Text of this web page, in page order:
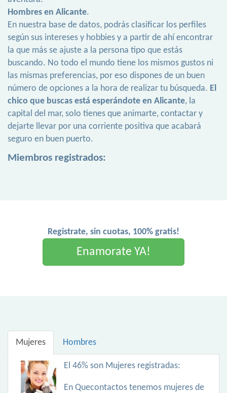
Hombres en Alicante.
En nuestra base de datos, podrás clasificar los perfiles
según sus intereses y hobbies y a partir de ahí encontrar
la que más se ajuste a la persona tipo que estás
buscando. No todo el mundo tiene los mismos gustos ni
las mismas preferencias, por eso dispones de un buen
número de opciones a la hora de realizar tu búsqueda. El
chico que buscas está esperándote en Alicante, la
capital del mar, solo tienes que animarte, contactar y
dejarte llevar por una corriente positiva que acabará
seguro en buen puerto.
Miembros registrados:
Registrate, sin cuotas, 100% gratis!
Enamorate YA!
Mujeres Hombres
El 46% son Mujeres registradas:
En Quecontactos tenemos mujeres de